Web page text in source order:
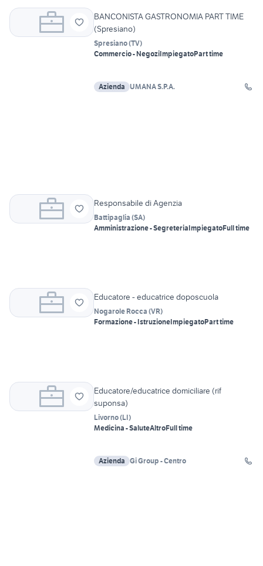
BANCONISTA GASTRONOMIA PART TIME
(Spresiano)
Spresiano(TV)
Commercio - NegoziImpiegatoPart time
Azienda UMANA S.P.A.
Responsabile di Agenzia
Battipaglia (SA)
Amministrazione - SegreteriaImpiegatoFull time
Educatore - educatrice doposcuola
Nogarole Rocca (VR)
Formazione - IstruzioneImpiegatoPart time
Educatore/educatrice domiciliare (rif
suponsa)
Livorno(LI)
Medicina - SaluteAltroFull time
Azienda Gi Group - Centro